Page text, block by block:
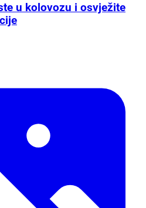
u kolovozu i osvježite